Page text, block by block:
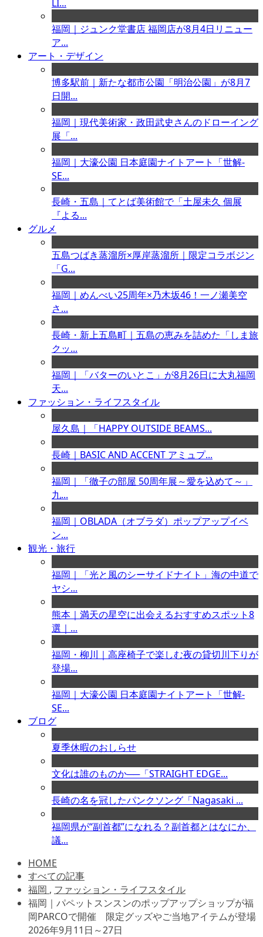
LI...
福岡｜ジュンク堂書店 福岡店が8月4日リニュー
ア...
アート・デザイン
博多駅前｜新たな都市公園「明治公園」が8月7
日開...
福岡｜現代美術家・政田武史さんのドローイング
展「...
福岡｜大濠公園 日本庭園ナイトアート「世解-
SE...
長崎・五島｜てとば美術館で「土屋未久 個展
『よる...
グルメ
五島つばき蒸溜所×厚岸蒸溜所｜限定コラボジン
「G...
福岡｜めんべい25周年×乃木坂46！一ノ瀬美空
さ...
長崎・新上五島町｜五島の恵みを詰めた「しま旅
クッ...
福岡｜「バターのいとこ」が8月26日に大丸福岡
天...
ファッション・ライフスタイル
屋久島｜「HAPPY OUTSIDE BEAMS...
長崎｜BASIC AND ACCENT アミュプ...
福岡｜「徹子の部屋 50周年展～愛を込めて～」
九...
福岡｜OBLADA（オブラダ）ポップアップイベ
ン...
観光・旅行
福岡｜「光と風のシーサイドナイト」海の中道で
ヤシ...
熊本｜満天の星空に出会えるおすすめスポット8
選｜...
福岡・柳川｜高座椅子で楽しむ夜の貸切川下りが
登場...
福岡｜大濠公園 日本庭園ナイトアート「世解-
SE...
ブログ
夏季休暇のおしらせ
文化は誰のものか──「STRAIGHT EDGE...
長崎の名を冠したパンクソング「Nagasaki ...
福岡県が“副首都”になれる？副首都とはなにか、
議...
HOME
すべての記事
福岡 , ファッション・ライフスタイル
福岡｜パペットスンスンのポップアップショップが福
岡PARCOで開催 限定グッズやご当地アイテムが登場
2026年9月11日～27日